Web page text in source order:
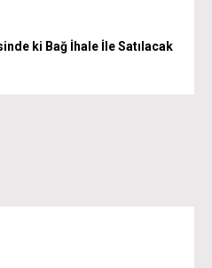
ki Bağ İhale İle Satılacak